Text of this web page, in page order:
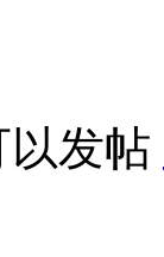
发帖